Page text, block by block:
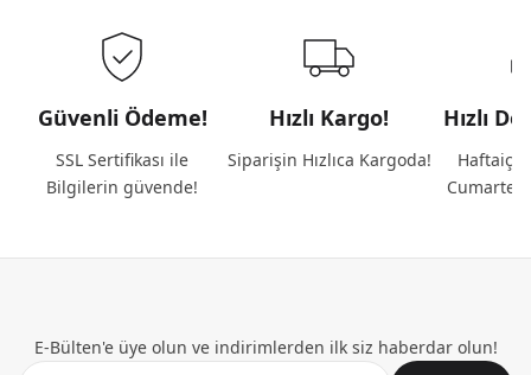
Güvenli Ödeme!
SSL Sertifikası ile
Bilgilerin güvende!
Hızlı Kargo!
Siparişin Hızlıca Kargoda!
Hızlı
Haftaiçi
E-Bülten'e üye olun ve indirimlerden ilk siz haberdar olun!